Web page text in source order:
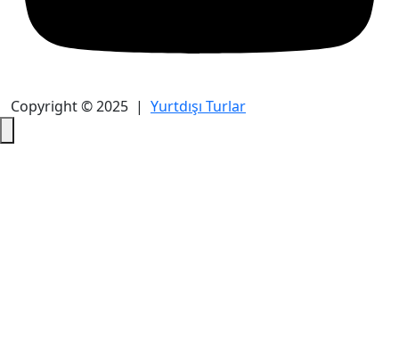
Copyright © 2025 | Yurtdışı Turlar